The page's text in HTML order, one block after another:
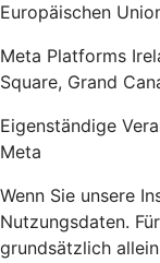
Europäischen
Meta Platforms
Square, Grand
Eigenständige
Meta
Wenn Sie unsere
Nutzungsdaten.
grundsätzlich